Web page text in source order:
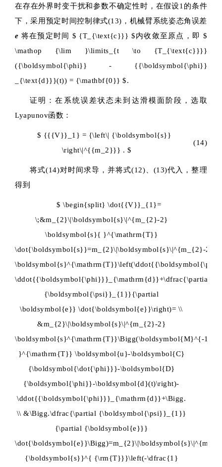
在存在外界时变干扰和参数不确定性时，在假设1的条件
下，采用预定时间控制律式(13)，机械臂系统姿态角误差
e 将在预定时间 $ {T_{\text{c}}} $内收敛至原点，即 $
\mathop {\lim }\limits_{t \to {T_{\text{c}}}}
({\boldsymbol{\phi}} - {{\boldsymbol{\phi}}
_{\text{d}}}(t)) = {\mathbf{0}} $.
证明：在系统误差状态未到达滑模面阶段，选取
Lyapunov函数：
$ {{{V}}_1} = {\left\| {\boldsymbol{s}}
\right\|^{{m_2}}} . $
(14)
将式(14)对时间求导，并将式(12)、(13)代入，整理
得到
$ \begin{split} \dot{{V}}_{1}=
\;&m_{2}\|\boldsymbol{s}\|^{m_{2}-2}
\boldsymbol{s}{ }^{\mathrm{T}}
\dot{\boldsymbol{s}}=m_{2}\|\boldsymbol{s}\|^{m_{2}-2}
\ddot{{\boldsymbol{\phi}}}_{\mathrm{d}}+\dfrac{\partial
{\boldsymbol{\psi}}_{1}}{\partial
\boldsymbol{e}} \dot{\boldsymbol{e}}\right)= \\
&m_{2}\|\boldsymbol{s}\|^{m_{2}-2}
\boldsymbol{s}^{\mathrm{T}}\Bigg(\boldsymbol{M}^{-
}^{\mathrm{T}} \boldsymbol{u}-\boldsymbol{C}
{\boldsymbol{\dot{\phi}}}-\boldsymbol{D}
{\boldsymbol{\phi}}-\boldsymbol{d}(t)\right)-
\ddot{{\boldsymbol{\phi}}}_{\mathrm{d}}+\Bigg.
\\ &\Bigg.\dfrac{\partial {\boldsymbol{\psi}}_{1}}
{\partial {\boldsymbol{e}}}
{\boldsymbol{s}}^{ {\rm{T}}}\left(-\dfrac{1}